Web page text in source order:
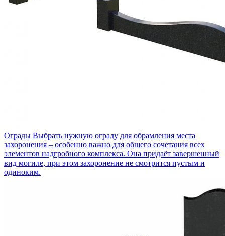
Ограды Выбрать нужную ограду для обрамления места
захоронения – особенно важно для общего сочетания всех
элементов надгробного комплекса. Она придаёт завершенный
вид могиле, при этом захоронение не смотрится пустым и
одиноким.